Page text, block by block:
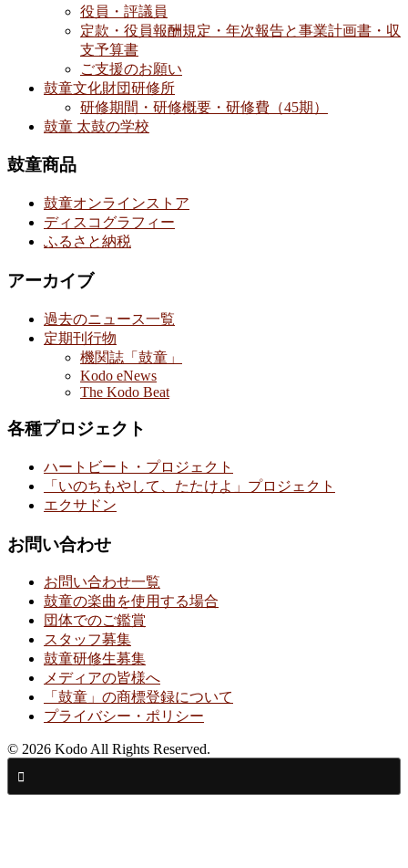
役員・評議員
定款・役員報酬規定・年次報告と事業計画書・収
支予算書
ご支援のお願い
鼓童文化財団研修所
研修期間・研修概要・研修費（45期）
鼓童 太鼓の学校
鼓童商品
鼓童オンラインストア
ディスコグラフィー
ふるさと納税
アーカイブ
過去のニュース一覧
定期刊行物
機関誌「鼓童」
Kodo eNews
The Kodo Beat
各種プロジェクト
ハートビート・プロジェクト
「いのちもやして、たたけよ」プロジェクト
エクサドン
お問い合わせ
お問い合わせ一覧
鼓童の楽曲を使用する場合
団体でのご鑑賞
スタッフ募集
鼓童研修生募集
メディアの皆様へ
「鼓童」の商標登録について
プライバシー・ポリシー
© 2026 Kodo All Rights Reserved.